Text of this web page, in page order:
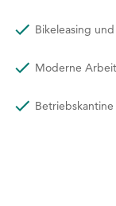
Bikeleasing
Moderne